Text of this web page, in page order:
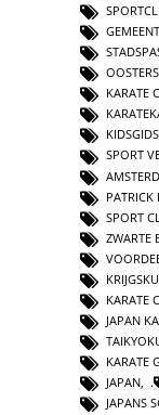
KARATE
SPORT
PATRICK
SPORT
ZWARTE
KARATE
JAPAN
KARATE
JAPAN,
JAPANS